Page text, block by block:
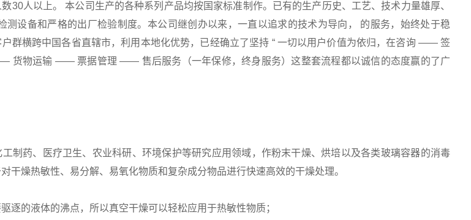
30人以上。 本公司生产的各种系列产品均按国家标准制作。已有的生产历史、工艺、技术力量雄厚、
测设备和严格的出厂检验制度。本公司继创办以来，一直以追求的技术为导向， 的服务，始终处于稳
群横跨中国各省直辖市，利用本地化优势，已经确立了坚持 “ 一切以用户价值为依归，在咨询 —— 签
物运输 —— 票据管理 —— 售后服务（一年保修，终身服务）这整套流程都以诚信的态度赢的了广
制药、医疗卫生、农业科研、环境保护等研究应用领域，作粉末干燥、烘培以及各类玻璃容器的消毒
干燥热敏性、易分解、易氧化物质和复杂成分物品进行快速高效的干燥处理。
逐的液体的沸点，所以真空干燥可以轻松应用于热敏性物质；